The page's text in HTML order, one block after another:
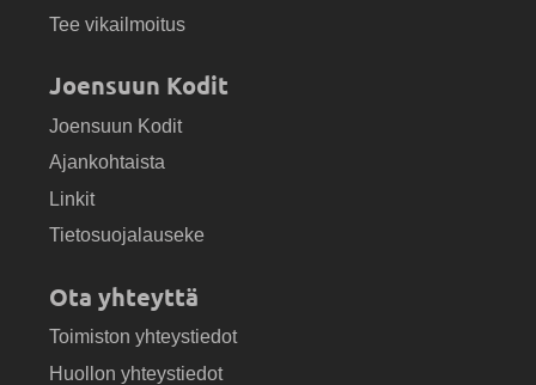
Tee vikailmoitus
Joensuun Kodit
Joensuun Kodit
Ajankohtaista
Linkit
Tietosuojalauseke
Ota yhteyttä
Toimiston yhteystiedot
Huollon yhteystiedot